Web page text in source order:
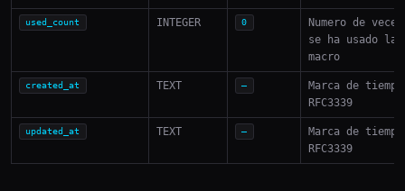
used_count INTEGER 0
Numero de
se ha usado la
macro
created_at TEXT —
Marca de tiempo
RFC3339
updated_at TEXT —
Marca de tiempo
RFC3339